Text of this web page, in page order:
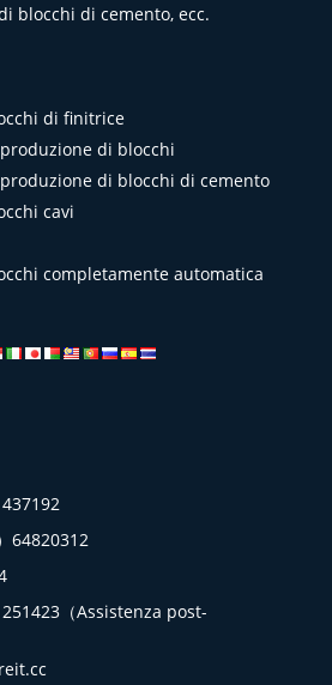
blocchi di cemento, ecc.
di finitrice
di blocchi
di blocchi di cemento
cavi
completamente automatica
64820312
（Assistenza post-